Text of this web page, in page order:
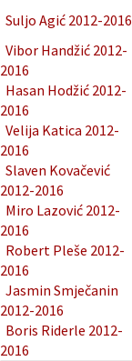
Suljo Agić 2012-2016
Vibor Handžić 2012-
2016
Hasan Hodžić 2012-
2016
Velija Katica 2012-
2016
Slaven Kovačević
2012-2016
Miro Lazović 2012-
2016
Robert Pleše 2012-
2016
Jasmin Smječanin
2012-2016
Boris Riderle 2012-
2016